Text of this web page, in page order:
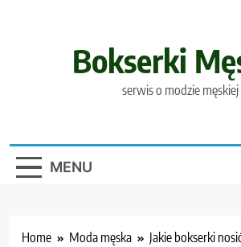
Bokserki
serwis o modzie męskiej
MENU
Home Moda męska Jakie bokserki